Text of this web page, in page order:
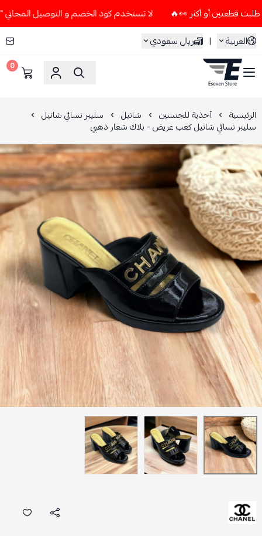
لا تستخدم كود الخصم و التوصيل المجاني " N7 " إلا إذا طلبت قطعتين أو أكثر 👀🔥
العربية
| ريال سعودي
ESEVEN STORE
0
الرئيسية أحذية للجنسين شانيل سليبر نسائي شانيل
سليبر نسائي شانيل كعب عريض - بلاك شعار ذهبي